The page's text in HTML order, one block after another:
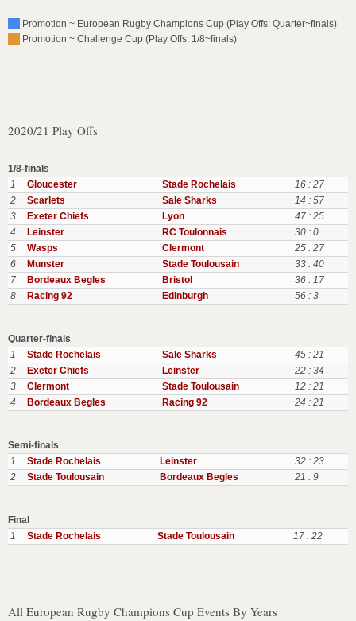
Promotion ~ European Rugby Champions Cup (Play Offs: Quarter~finals)
Promotion ~ Challenge Cup (Play Offs: 1/8~finals)
2020/21 Play Offs
1/8-finals
1
Gloucester Stade Rochelais
16 : 27
2
Scarlets Sale Sharks
14 : 57
3
Exeter Chiefs Lyon
47 : 25
4
Leinster RC Toulonnais
30 : 0
5
Wasps Clermont
25 : 27
6
Munster Stade Toulousain
33 : 40
7
Bordeaux Begles Bristol
36 : 17
8
Racing 92 Edinburgh 56 : 3
Quarter-finals
1
Stade Rochelais Sale Sharks
45 : 21
2
Exeter Chiefs Leinster
22 : 34
3
Clermont Stade Toulousain
12 : 21
4
Bordeaux Begles Racing 92 24 : 21
Semi-finals
1
Stade Rochelais Leinster
32 : 23
2
Stade Toulousain Bordeaux Begles 21 : 9
Final
1
Stade Rochelais Stade Toulousain 17 : 22
All European Rugby Champions Cup Events By Years